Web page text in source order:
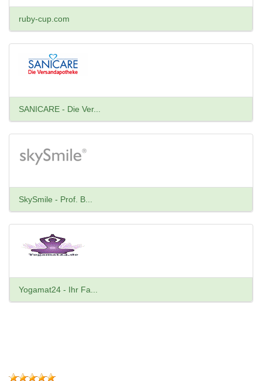
ruby-cup.com
SANICARE - Die Ver...
SkySmile - Prof. B...
Yogamat24 - Ihr Fa...